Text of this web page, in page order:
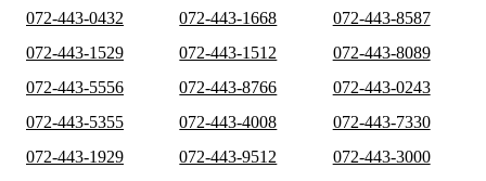
072-443-0432 072-443-1668
072-443-8587
072-443-1529
072-443-1512
072-443-8089
072-443-5556
072-443-8766
072-443-0243
072-443-5355
072-443-4008
072-443-7330
072-443-1929
072-443-9512
072-443-3000